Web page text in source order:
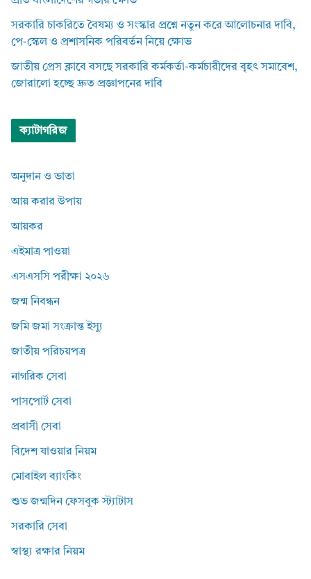
সরকারি চাকরিতে বৈষম্য ও সংস্কার প্রশ্নে নতুন করে আলোচনার দাবি,
পে-স্কেল ও প্রশাসনিক পরিবর্তন নিয়ে ক্ষোভ
জাতীয় প্রেস ক্লাবে বসছে সরকারি কর্মকর্তা-কর্মচারীদের বৃহৎ সমাবেশ,
জোরালো হচ্ছে দ্রুত প্রজ্ঞাপনের দাবি
ক্যাটাগরিজ
অনুদান ও ভাতা
আয় করার উপায়
আয়কর
এইমাত্র পাওয়া
এসএসসি পরীক্ষা ২০২৬
জন্ম নিবন্ধন
জমি জমা সংক্রান্ত ইস্যু
জাতীয় পরিচয়পত্র
নাগরিক সেবা
পাসপোর্ট সেবা
প্রবাসী সেবা
বিদেশ যাওয়ার নিয়ম
মোবাইল ব্যাংকিং
শুভ জন্মদিন ফেসবুক স্ট্যাটাস
সরকারি সেবা
স্বাস্থ্য রক্ষার নিয়ম